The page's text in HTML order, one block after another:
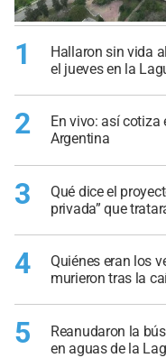
1
Hallaron sin vida
el jueves en la
2
En vivo: así cotiza
Argentina
3
Qué dice el
privada” que
4
Quiénes eran los
murieron tras la
5
Reanudaron la
en aguas de la